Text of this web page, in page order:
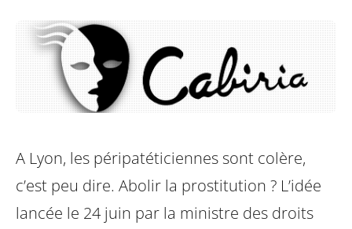
A Lyon, les péripatéticiennes sont colère,
c’est peu dire. Abolir la prostitution ? L’idée
lancée le 24 juin par la ministre des droits